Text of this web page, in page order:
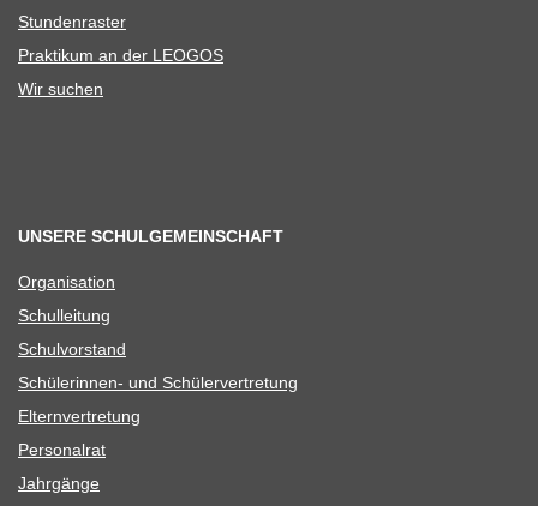
Stun­den­ras­ter
Prak­ti­kum an der LEOGOS
Wir suchen
UNSERE SCHULGEMEINSCHAFT
Orga­ni­sa­tion
Schul­lei­tung
Schul­vor­stand
Schü­le­rin­nen- und Schülervertretung
Eltern­ver­tre­tung
Per­so­nal­rat
Jahr­gänge